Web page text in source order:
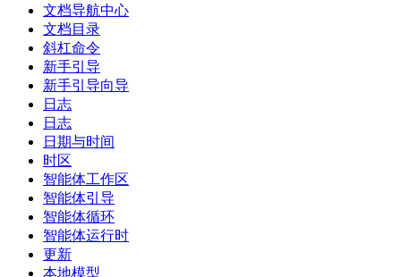
文档导航中心
文档目录
斜杠命令
新手引导
新手引导向导
日志
日志
日期与时间
时区
智能体工作区
智能体引导
智能体循环
智能体运行时
更新
本地模型